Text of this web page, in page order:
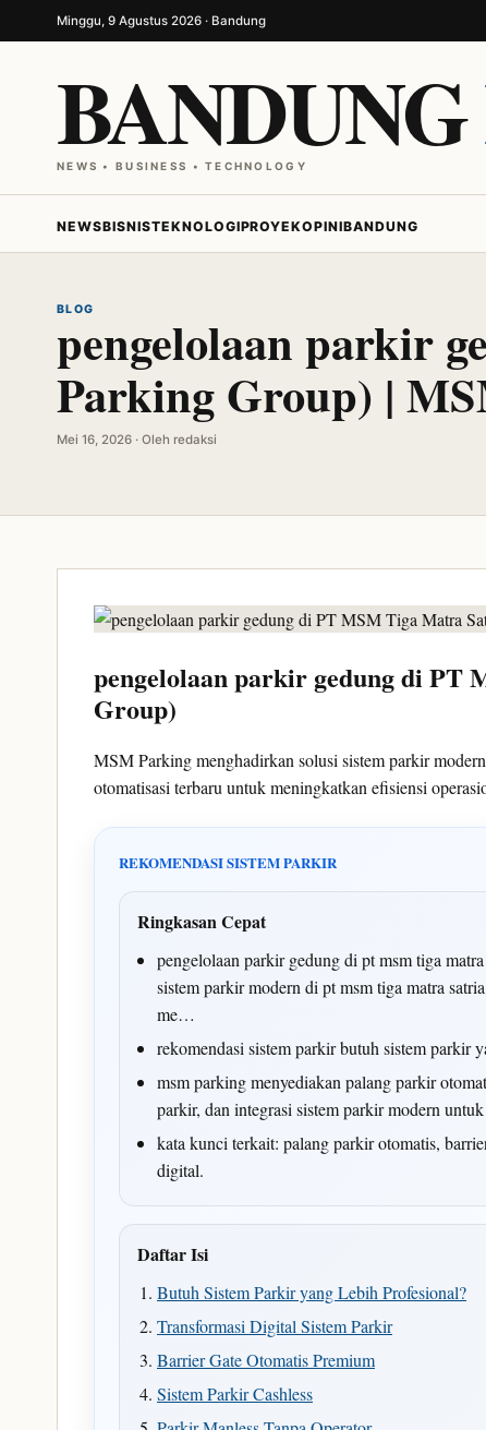
Minggu, 9 Agustus 2026 · Bandung
BANDUNG
NEWS • BUSINESS • TECHNOLOGY
NEWSBISNISTEKNOLOGIPROYEKOPINIBANDUNG
BLOG
pengelolaan parkir
Parking Group) |
Mei 16, 2026 · Oleh redaksi
pengelolaan parkir gedung di
Group)
MSM Parking menghadirkan solusi sistem parkir
otomatisasi terbaru untuk meningkatkan efisiensi
REKOMENDASI SISTEM PARKIR
Ringkasan Cepat
pengelolaan parkir gedung di pt msm tiga
sistem parkir modern di pt msm tiga matra
me…
rekomendasi sistem parkir butuh sistem parkir
msm parking menyediakan palang parkir
parkir, dan integrasi sistem parkir modern
kata kunci terkait: palang parkir otomatis,
digital.
Daftar Isi
Butuh Sistem Parkir yang Lebih Profesional?
Transformasi Digital Sistem Parkir
Barrier Gate Otomatis Premium
Sistem Parkir Cashless